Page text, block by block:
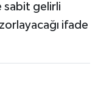
sabit gelirli
ifade